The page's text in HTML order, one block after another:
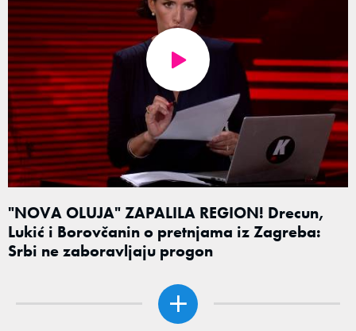
"NOVA OLUJA" ZAPALILA REGION! Drecun,
Lukić i Borovčanin o pretnjama iz Zagreba:
Srbi ne zaboravljaju progon